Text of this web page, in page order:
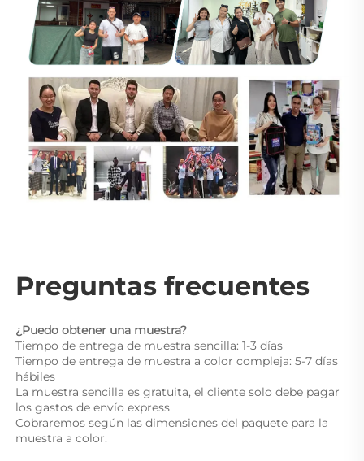
Preguntas frecuentes
¿Puedo obtener una muestra?
Tiempo de entrega de muestra sencilla: 1-3 días
Tiempo de entrega de muestra a color compleja: 5-7 días
hábiles
La muestra sencilla es gratuita, el cliente solo debe pagar
los gastos de envío express
Cobraremos según las dimensiones del paquete para la
muestra a color.